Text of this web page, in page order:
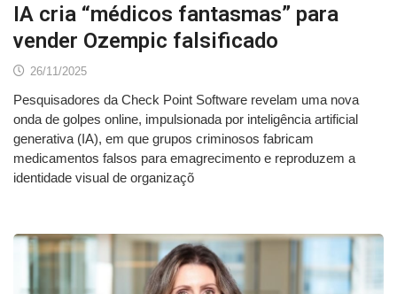
IA cria “médicos fantasmas” para
vender Ozempic falsificado
26/11/2025
Pesquisadores da Check Point Software revelam uma nova
onda de golpes online, impulsionada por inteligência artificial
generativa (IA), em que grupos criminosos fabricam
medicamentos falsos para emagrecimento e reproduzem a
identidade visual de organizaçõ